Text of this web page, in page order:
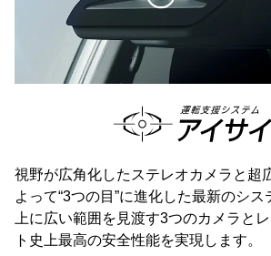
視野が広角化したステレオカメラと超
よって“3つの目”に進化した最新のシ
上に広い範囲を見渡す3つのカメラと
ト史上最高の安全性能を実現します。